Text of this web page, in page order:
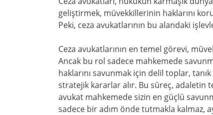
geliştirmek, müvekkillerinin haklarını
Peki, ceza avukatlarının bu alandaki
Ceza avukatlarının en temel görevi,
Ancak bu rol sadece mahkemede
haklarını savunmak için delil toplar,
stratejik kararlar alır. Bu süreç, adaletin
avukat mahkemede sizin en güçlü
sadece bir adım önde tutmakla kalmaz,